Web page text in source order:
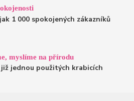
1 000 spokojených zákazníků
myslíme na přírodu
jednou použitých krabicích